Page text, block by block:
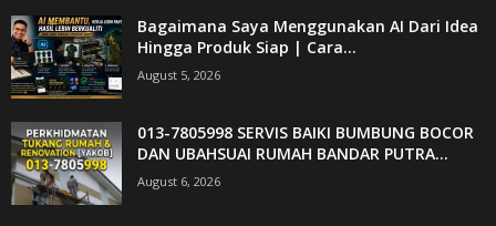
Bagaimana Saya Menggunakan AI Dari Idea
Hingga Produk Siap | Cara...
August 5, 2026
013-7805998 SERVIS BAIKI BUMBUNG BOCOR
DAN UBAHSUAI RUMAH BANDAR PUTRA...
August 6, 2026